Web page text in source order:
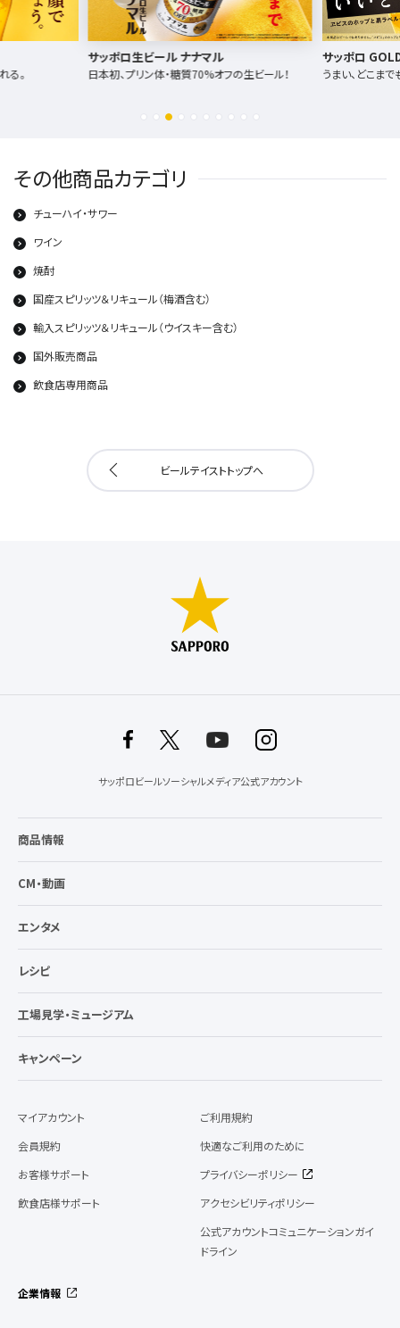
ロ生ビール ナナマル
、プリン体・糖質70%オフの生ビール！
サッポロ GOLD STAR
うまい、どこまでも。
その他商品カテゴリ
チューハイ・サワー
ワイン
焼酎
国産スピリッツ＆リキュール（梅酒含む）
輸入スピリッツ＆リキュール（ウイスキー含む）
国外販売商品
飲食店専用商品
ビールテイストトップへ
サッポロビールソーシャルメディア公式アカウント
商品情報
CM・動画
エンタメ
レシピ
工場見学・ミュージアム
キャンペーン
マイアカウント
会員規約
お客様サポート
飲食店様サポート
ご利用規約
快適なご利用のために
プライバシーポリシー
アクセシビリティポリシー
公式アカウントコミュニケーションガイ
ドライン
企業情報